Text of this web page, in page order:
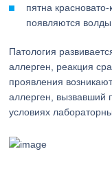
пятна
появляются
Патология
аллерген, реакция
проявления
аллерген, вызвавший
условиях